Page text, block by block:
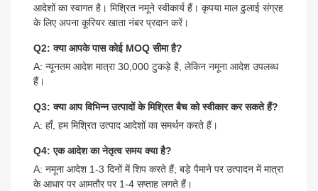
आदेशों का स्वागत है। मिश्रित नमूने स्वीकार्य हैं। कृपया माल ढुलाई संग्रह
के लिए अपना कूरियर खाता नंबर प्रदान करें।
Q2: क्या आपके पास कोई MOQ सीमा है?
A: न्यूनतम आदेश मात्रा 30,000 टुकड़े है, लेकिन नमूना आदेश उपलब्ध
हैं।
Q3: क्या आप विभिन्न उत्पादों के मिश्रित बैच को स्वीकार कर सकते हैं?
A: हाँ, हम मिश्रित उत्पाद आदेशों का समर्थन करते हैं।
Q4: एक आदेश का नेतृत्व समय क्या है?
A: नमूना आदेश 1-3 दिनों में शिप करते हैं; बड़े पैमाने पर उत्पादन में मात्रा
के आधार पर आमतौर पर 1-4 सप्ताह लगते हैं।